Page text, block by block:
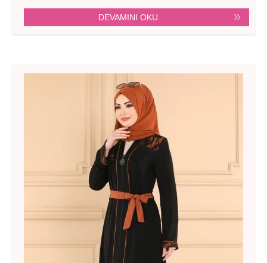
DEVAMINI OKU..